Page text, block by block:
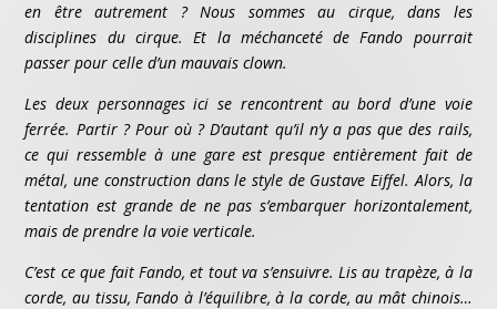
en être autrement ? Nous sommes au cirque, dans les
disciplines du cirque. Et la méchanceté de Fando pourrait
passer pour celle d’un mauvais clown.
Les deux personnages ici se rencontrent au bord d’une voie
ferrée. Partir ? Pour où ? D’autant qu’il n’y a pas que des rails,
ce qui ressemble à une gare est presque entièrement fait de
métal, une construction dans le style de Gustave Eiffel. Alors, la
tentation est grande de ne pas s’embarquer horizontalement,
mais de prendre la voie verticale.
C’est ce que fait Fando, et tout va s’ensuivre. Lis au trapèze, à la
corde, au tissu, Fando à l’équilibre, à la corde, au mât chinois…